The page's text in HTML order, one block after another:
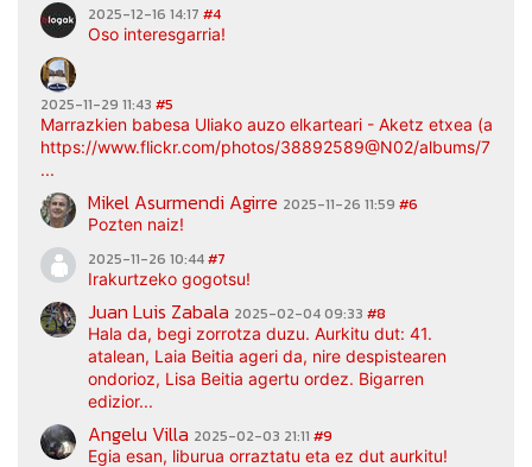
2025-12-16 14:17 #4
Oso interesgarria!
2025-11-29 11:43 #5
Marrazkien babesa Uliako auzo elkarteari - Aketz etxea
https://www.flickr.com/photos/38892589@N02/albums/
...
Mikel Asurmendi Agirre 2025-11-26 11:59 #6
Pozten naiz!
2025-11-26 10:44#7
Irakurtzeko gogotsu!
Juan Luis Zabala 2025-02-04 09:33 #8
Hala da, begi zorrotza duzu. Aurkitu dut: 41.
atalean, Laia Beitia ageri da, nire despistearen
ondorioz, Lisa Beitia agertu ordez. Bigarren
edizior...
Angelu Villa 2025-02-03 21:11 #9
Egia esan, liburua orraztatu eta ez dut aurkitu!